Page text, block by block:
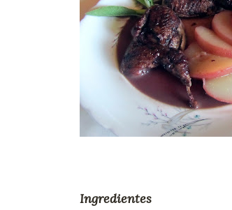
Ingredientes